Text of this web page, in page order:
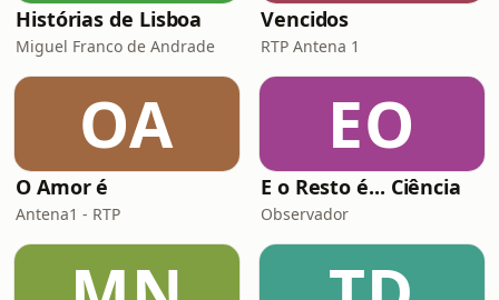
Histórias de Lisboa
Miguel Franco de Andrade
Vencidos
RTP Antena 1
OA
O Amor é
Antena1 - RTP
EO
E o Resto é... Ciência
Observador